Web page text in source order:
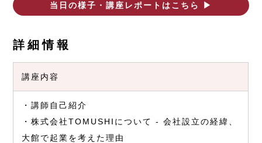
当日の様子・講座レポートはこちら ▶︎
詳細情報
講座内容
・講師⾃⼰紹介
・株式会社TOMUSHIについて - 会社設⽴の経緯、
⼤館で起業を考えた理由